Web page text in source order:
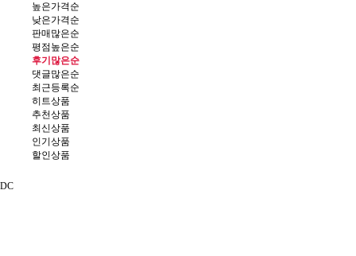
높은가격순
낮은가격순
판매많은순
평점높은순
후기많은순
댓글많은순
최근등록순
히트상품
추천상품
최신상품
인기상품
할인상품
DC